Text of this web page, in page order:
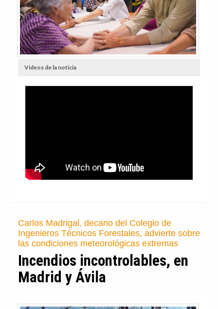
Videos de la noticia
Carlos Madrigal, decano del Colegio de
Ingenieros Técnicos Forestales, advierte sobre
las condiciones meteorológicas extremas
Incendios incontrolables, en
Madrid y Ávila